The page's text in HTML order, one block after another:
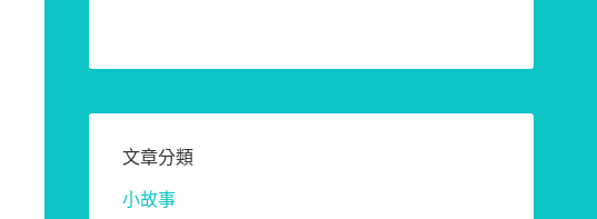
文章分類
小故事